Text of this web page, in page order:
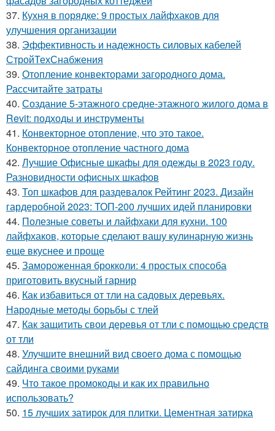
37. Кухня в порядке: 9 простых лайфхаков для
улучшения организации
38. Эффективность и надежность силовых кабелей
СтройТехСнабжения
39. Отопление конвекторами загородного дома.
Рассчитайте затраты
40. Создание 5-этажного средне-этажного жилого дома в
Revit: подходы и инструменты
41. Конвекторное отопление, что это такое.
Конвекторное отопление частного дома
42. Лучшие Офисные шкафы для одежды в 2023 году.
Разновидности офисных шкафов
43. Топ шкафов для раздевалок Рейтинг 2023. Дизайн
гардеробной 2023: ТОП-200 лучших идей планировки
44. Полезные советы и лайфхаки для кухни. 100
лайфхаков, которые сделают вашу кулинарную жизнь
еще вкуснее и проще
45. Замороженная брокколи: 4 простых способа
приготовить вкусный гарнир
46. Как избавиться от тли на садовых деревьях.
Народные методы борьбы с тлей
47. Как защитить свои деревья от тли с помощью средств
от тли
48. Улучшите внешний вид своего дома с помощью
сайдинга своими руками
49. Что такое промокоды и как их правильно
использовать?
50. 15 лучших затирок для плитки. Цементная затирка